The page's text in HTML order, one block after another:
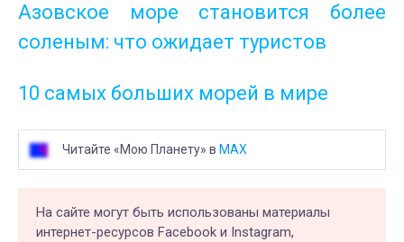
Азовское море становится более
соленым: что ожидает туристов
10 самых больших морей в мире
Читайте «Мою Планету» в MAX
На сайте могут быть использованы материалы
интернет-ресурсов Facebook и Instagram,